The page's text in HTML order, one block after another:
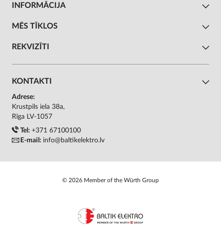
INFORMĀCIJA
MĒS TĪKLOS
REKVIZĪTI
KONTAKTI
Adrese:
Krustpils iela 38a,
Rīga LV-1057
Tel: +371 67100100
E-mail: info@baltikelektro.lv
© 2026 Member of the Würth Group